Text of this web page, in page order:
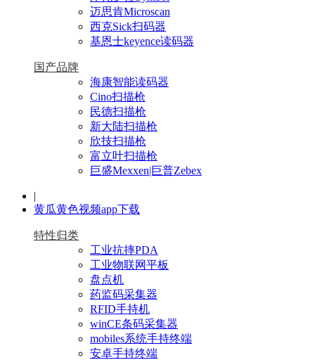
迈思肯Microscan
西克Sick扫码器
基恩士keyence读码器
国产品牌
海康智能读码器
Cino扫描枪
民德扫描枪
新大陆扫描枪
欣技扫描枪
富立叶扫描枪
巨盛Mexxen|巨普Zebex
|
黄瓜黄色视频app下载
特性归类
工业抗摔PDA
工业物联网平板
盘点机
药监码采集器
RFID手持机
winCE条码采集器
mobiles系统手持终端
安卓手持终端